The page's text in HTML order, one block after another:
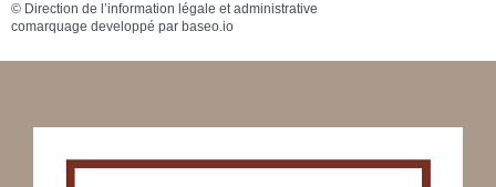
© Direction de l’information légale et administrative
comarquage developpé par baseo.io